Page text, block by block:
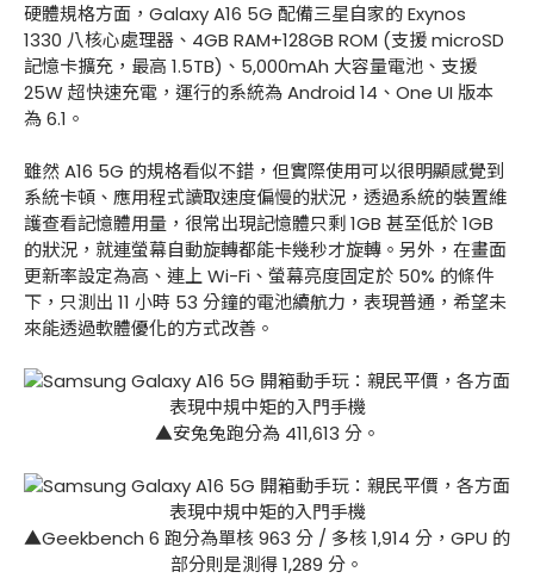
硬體規格方面，Galaxy A16 5G 配備三星自家的 Exynos
1330 八核心處理器、4GB RAM+128GB ROM (支援 microSD
記憶卡擴充，最高 1.5TB)、5,000mAh 大容量電池、支援
25W 超快速充電，運行的系統為 Android 14、One UI 版本
為 6.1。
雖然 A16 5G 的規格看似不錯，但實際使用可以很明顯感覺到
系統卡頓、應用程式讀取速度偏慢的狀況，透過系統的裝置維
護查看記憶體用量，很常出現記憶體只剩 1GB 甚至低於 1GB
的狀況，就連螢幕自動旋轉都能卡幾秒才旋轉。另外，在畫面
更新率設定為高、連上 Wi-Fi、螢幕亮度固定於 50% 的條件
下，只測出 11 小時 53 分鐘的電池續航力，表現普通，希望未
來能透過軟體優化的方式改善。
▲安兔兔跑分為 411,613 分。
▲Geekbench 6 跑分為單核 963 分 / 多核 1,914 分，GPU 的
部分則是測得 1,289 分。